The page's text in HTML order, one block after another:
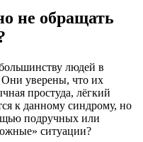
не обращать
людей в
уверены, что их
простуда, лёгкий
к данному синдрому, но
подручных или
ситуации?